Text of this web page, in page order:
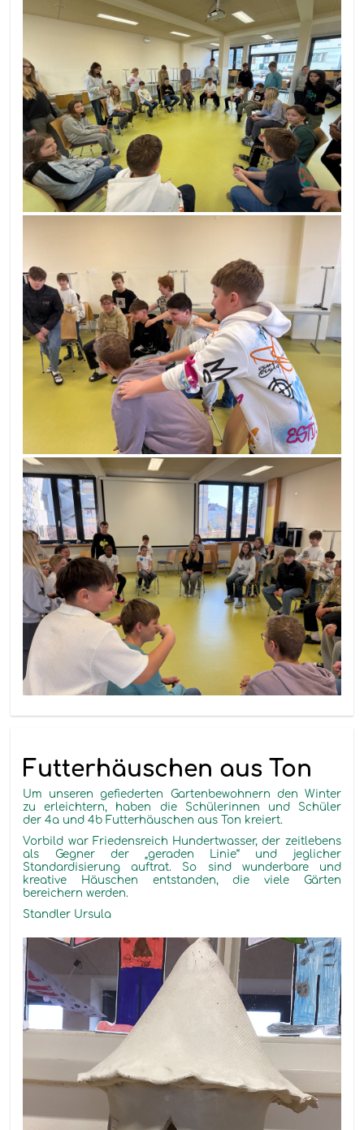
Futterhäuschen aus Ton
Um unseren gefiederten Gartenbewohnern den Winter
zu erleichtern, haben die Schülerinnen und Schüler
der 4a und 4b Futterhäuschen aus Ton kreiert.
Vorbild war Friedensreich Hundertwasser, der zeitlebens
als Gegner der „geraden Linie“ und jeglicher
Standardisierung auftrat. So sind wunderbare und
kreative Häuschen entstanden, die viele Gärten
bereichern werden.
Standler Ursula